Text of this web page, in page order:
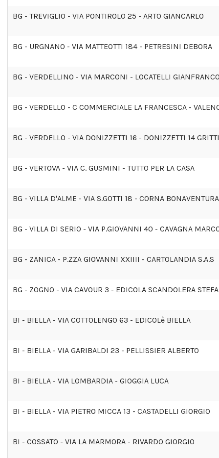
BG - TREVIGLIO - VIA PONTIROLO 25 - ARTO GIANCARLO
BG - URGNANO - VIA MATTEOTTI 184 - PETRESINI DEBORA
BG - VERDELLINO - VIA MARCONI - LOCATELLI
BG - VERDELLO - C COMMERCIALE LA FRANCESCA -
BG - VERDELLO - VIA DONIZZETTI 16 - DONIZZETTI 14 GRITTI
BG - VERTOVA - VIA C. GUSMINI - TUTTO PER LA CASA
BG - VILLA D'ALME - VIA S.GOTTI 18 - CORNA BONAVENTURA
BG - VILLA DI SERIO - VIA P.GIOVANNI 40 - CAVAGNA
BG - ZANICA - P.ZZA GIOVANNI XXIIII - CARTOLANDIA S.A.S
BG - ZOGNO - VIA CAVOUR 3 - EDICOLA SCANDOLERA
BI - BIELLA - VIA COTTOLENGO 63 - EDICOLè BIELLA
BI - BIELLA - VIA GARIBALDI 23 - PELLISSIER ALBERTO
BI - BIELLA - VIA LOMBARDIA - GIOGGIA LUCA
BI - BIELLA - VIA PIETRO MICCA 13 - CASTADELLI GIORGIO
BI - COSSATO - VIA LA MARMORA - RIVARDO GIORGIO